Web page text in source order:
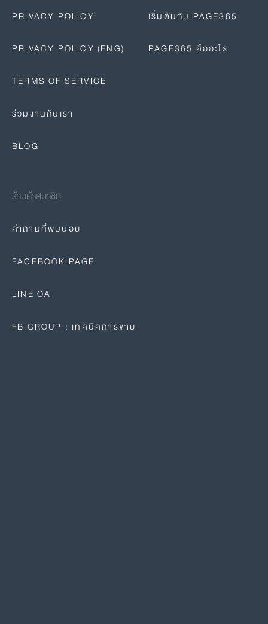
PRIVACY POLICY
PRIVACY POLICY (ENG)
TERMS OF SERVICE
ร่วมงานกับเรา
BLOG
เริ่มต้นกับ PAGE365
PAGE365 คืออะไร
ร้านค้าสมาชิก
คำถามที่พบบ่อย
FACEBOOK PAGE
LINE OA
FB GROUP : เทคนิคการขาย